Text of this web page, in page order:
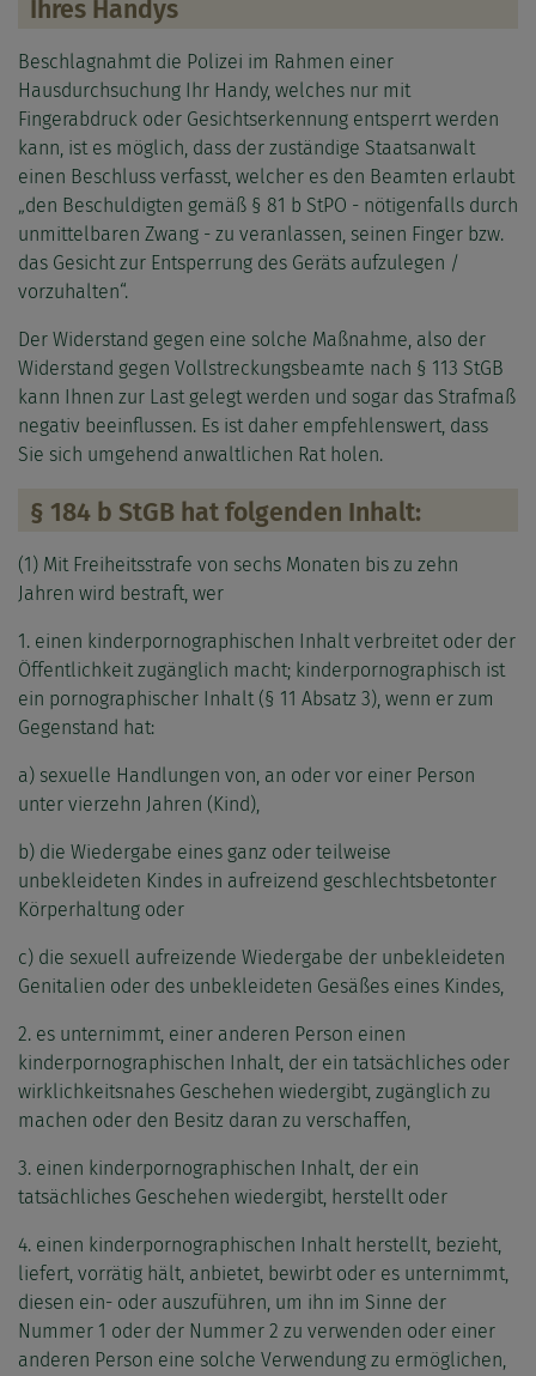
Ihres Handys
Beschlagnahmt die Polizei im Rahmen einer
Hausdurchsuchung Ihr Handy, welches nur mit
Fingerabdruck oder Gesichtserkennung entsperrt werden
kann, ist es möglich, dass der zuständige Staatsanwalt
einen Beschluss verfasst, welcher es den Beamten erlaubt
„den Beschuldigten gemäß § 81 b StPO - nötigenfalls durch
unmittelbaren Zwang - zu veranlassen, seinen Finger bzw.
das Gesicht zur Entsperrung des Geräts aufzulegen /
vorzuhalten“.
Der Widerstand gegen eine solche Maßnahme, also der
Widerstand gegen Vollstreckungsbeamte nach § 113 StGB
kann Ihnen zur Last gelegt werden und sogar das Strafmaß
negativ beeinflussen. Es ist daher empfehlenswert, dass
Sie sich umgehend anwaltlichen Rat holen.
§ 184 b StGB hat folgenden Inhalt:
(1) Mit Freiheitsstrafe von sechs Monaten bis zu zehn
Jahren wird bestraft, wer
1. einen kinderpornographischen Inhalt verbreitet oder der
Öffentlichkeit zugänglich macht; kinderpornographisch ist
ein pornographischer Inhalt (§ 11 Absatz 3), wenn er zum
Gegenstand hat:
a) sexuelle Handlungen von, an oder vor einer Person
unter vierzehn Jahren (Kind),
b) die Wiedergabe eines ganz oder teilweise
unbekleideten Kindes in aufreizend geschlechtsbetonter
Körperhaltung oder
c) die sexuell aufreizende Wiedergabe der unbekleideten
Genitalien oder des unbekleideten Gesäßes eines Kindes,
2. es unternimmt, einer anderen Person einen
kinderpornographischen Inhalt, der ein tatsächliches oder
wirklichkeitsnahes Geschehen wiedergibt, zugänglich zu
machen oder den Besitz daran zu verschaffen,
3. einen kinderpornographischen Inhalt, der ein
tatsächliches Geschehen wiedergibt, herstellt oder
4. einen kinderpornographischen Inhalt herstellt, bezieht,
liefert, vorrätig hält, anbietet, bewirbt oder es unternimmt,
diesen ein- oder auszuführen, um ihn im Sinne der
Nummer 1 oder der Nummer 2 zu verwenden oder einer
anderen Person eine solche Verwendung zu ermöglichen,